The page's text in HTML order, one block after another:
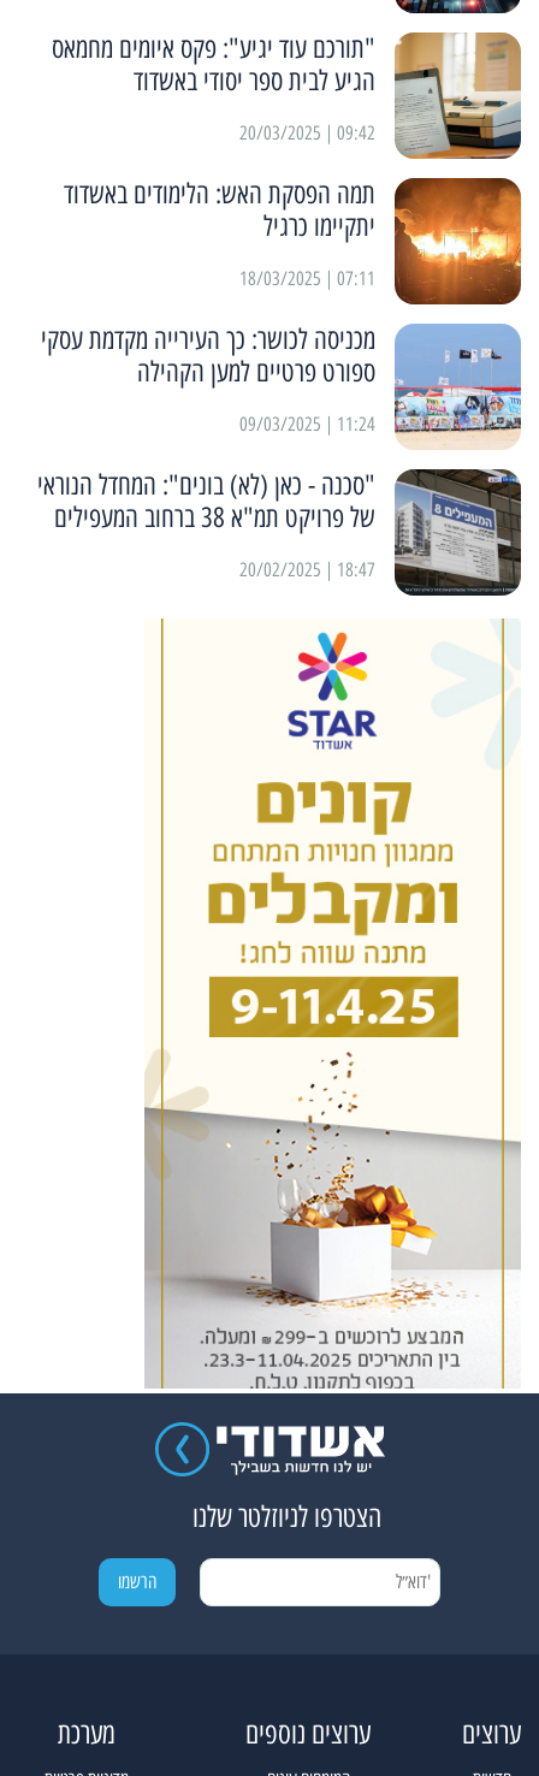
"תורכם עוד יגיע": פקס איומים מחמאס
הגיע לבית ספר יסודי באשדוד
09:42 | 20/03/2025
תמה הפסקת האש: הלימודים באשדוד
יתקיימו כרגיל
07:11 | 18/03/2025
מכניסה לכושר: כך העירייה מקדמת עסקי
ספורט פרטיים למען הקהילה
11:24 | 09/03/2025
"סכנה - כאן (לא) בונים": המחדל הנוראי
של פרויקט תמ"א 38 ברחוב המעפילים
18:47 | 20/02/2025
הצטרפו לניוזלטר שלנו
ערוצים ערוצים נוספים מערכת